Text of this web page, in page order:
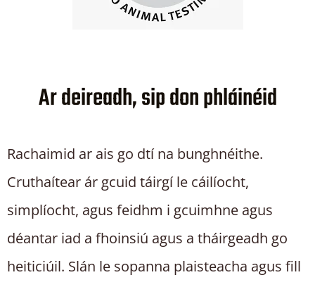
Ar deireadh, sip don phláinéid
Rachaimid ar ais go dtí na bunghnéithe.
Cruthaítear ár gcuid táirgí le cáilíocht,
simplíocht, agus feidhm i gcuimhne agus
déantar iad a fhoinsiú agus a tháirgeadh go
heiticiúil. Slán le sopanna plaisteacha agus fill